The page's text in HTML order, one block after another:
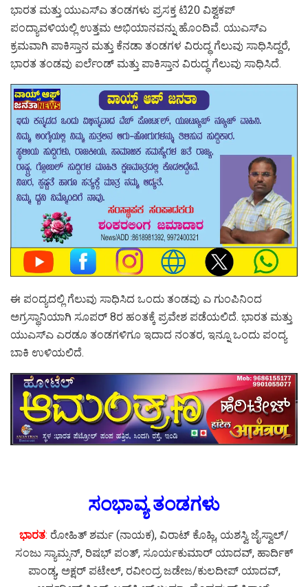
ಭಾರತ ಮತ್ತು ಯುಎಸ್ಎ ತಂಡಗಳು ಪ್ರಸಕ್ತ ಟಿ20 ವಿಶ್ವಕಪ್
ಪಂದ್ಯಾವಳಿಯಲ್ಲಿ ಉತ್ತಮ ಅಭಿಯಾನವನ್ನು ಹೊಂದಿವೆ. ಯುಎಸ್ಎ
ಕ್ರಮವಾಗಿ ಪಾಕಿಸ್ತಾನ ಮತ್ತು ಕೆನಡಾ ತಂಡಗಳ ವಿರುದ್ಧ ಗೆಲುವು ಸಾಧಿಸಿದ್ದರೆ,
ಭಾರತ ತಂಡವು ಐರ್ಲೆಂಡ್ ಮತ್ತು ಪಾಕಿಸ್ತಾನ ವಿರುದ್ಧ ಗೆಲುವು ಸಾಧಿಸಿದೆ.
ಈ ಪಂದ್ಯದಲ್ಲಿ ಗೆಲುವು ಸಾಧಿಸಿದ ಒಂದು ತಂಡವು ಎ ಗುಂಪಿನಿಂದ
ಅಗ್ರಸ್ಥಾನಿಯಾಗಿ ಸೂಪರ್ 8ರ ಹಂತಕ್ಕೆ ಪ್ರವೇಶ ಪಡೆಯಲಿದೆ. ಭಾರತ ಮತ್ತು
ಯುಎಸ್ಎ ಎರಡೂ ತಂಡಗಳಿಗೂ ಇದಾದ ನಂತರ, ಇನ್ನೂ ಒಂದು ಪಂದ್ಯ
ಬಾಕಿ ಉಳಿಯಲಿದೆ.
ಸಂಭಾವ್ಯ ತಂಡಗಳು
ಭಾರತ: ರೋಹಿತ್‌ ಶರ್ಮ (ನಾಯಕ), ವಿರಾಟ್‌ ಕೊಹ್ಲಿ, ಯಶಸ್ವಿ ಜೈಸ್ವಾಲ್‌/
ಸಂಜು ಸ್ಯಾಮ್ಸನ್‌, ರಿಷಭ್‌ ಪಂತ್‌, ಸೂರ್ಯಕುಮಾರ್‌ ಯಾದವ್‌, ಹಾರ್ದಿಕ್‌
ಪಾಂಡ್ಯ, ಅಕ್ಷರ್‌ ಪಟೇಲ್‌, ರವೀಂದ್ರ ಜಡೇಜ/ಕುಲದೀಪ್‌ ಯಾದವ್‌,